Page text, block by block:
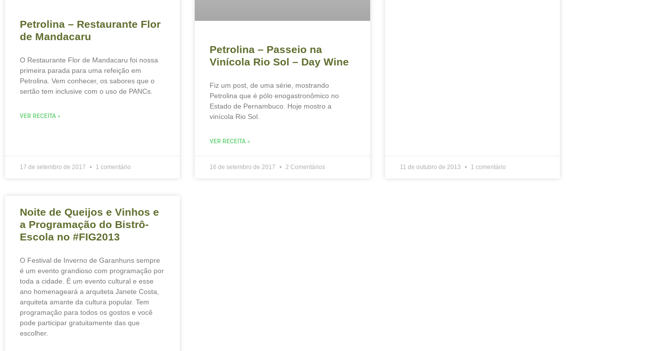
Petrolina – Restaurante Flor
de Mandacaru
O Restaurante Flor de Mandacaru foi nossa
primeira parada para uma refeição em
Petrolina. Vem conhecer, os sabores que o
sertão tem inclusive com o uso de PANCs.
VER RECEITA »
17 de setembro de 2017 1 comentário
Petrolina – Passeio na
Vinícola Rio Sol – Day Wine
Fiz um post, de uma série, mostrando
Petrolina que é pólo enogastronômico no
Estado de Pernambuco. Hoje mostro a
vinícola Rio Sol.
VER RECEITA »
16 de setembro de 2017 2 Comentários 11 de outubro de 2013 1 comentário
Noite de Queijos e Vinhos e
a Programação do Bistrô-
Escola no #FIG2013
O Festival de Inverno de Garanhuns sempre
é um evento grandioso com programação por
toda a cidade. É um evento cultural e esse
ano homenageará a arquiteta Janete Costa,
arquiteta amante da cultura popular. Tem
programação para todos os gostos e você
pode participar gratuitamente das que
escolher.